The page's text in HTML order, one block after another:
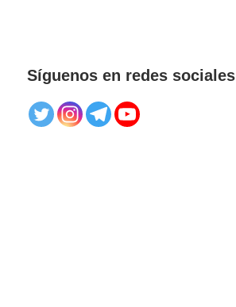
Síguenos en redes sociales